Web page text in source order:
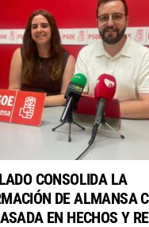
CONSOLIDA LA
DE ALMANSA
EN HECHOS Y